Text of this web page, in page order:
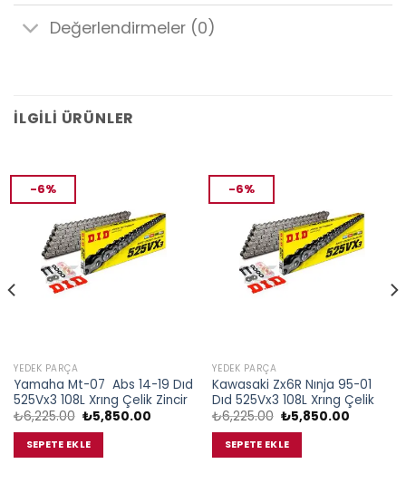
Değerlendirmeler (0)
İLGILI ÜRÜNLER
-6%
YEDEK PARÇA
Yamaha Mt-07 Abs 14-19 Dıd
525Vx3 108L Xrıng Çelik Zincir
₺6,225.00 Orijinal
fiyat:
₺6,225.00.
₺5,850.00Şu
SEPETE EKLE
-6%
YEDEK PARÇA
Kawasaki Zx6R Nınja 95-01
Dıd 525Vx3 108L Xrıng Çelik
₺6,225.00 Orijinal
fiyat:
₺6,225.00.
₺5,850.00Şu
SEPETE EKLE